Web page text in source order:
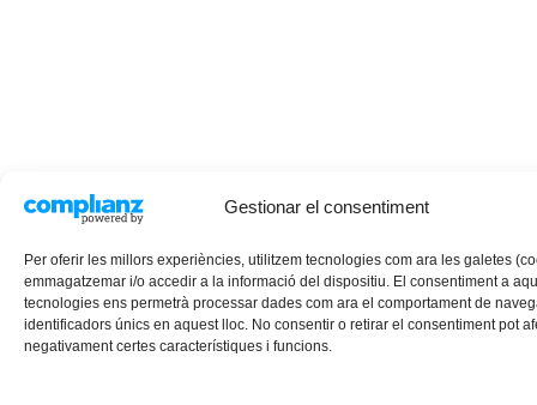
Gestionar el consentiment
Per oferir les millors experiències, utilitzem tecnologies com ara les galetes
emmagatzemar i/o accedir a la informació del dispositiu. El consentiment a
tecnologies ens permetrà processar dades com ara el comportament de
identificadors únics en aquest lloc. No consentir o retirar el consentiment pot
negativament certes característiques i funcions.